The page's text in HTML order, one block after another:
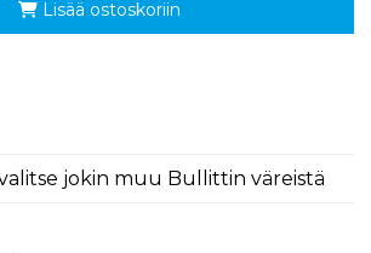
Lisää ostoskoriin
jokin muu Bullittin väreistä